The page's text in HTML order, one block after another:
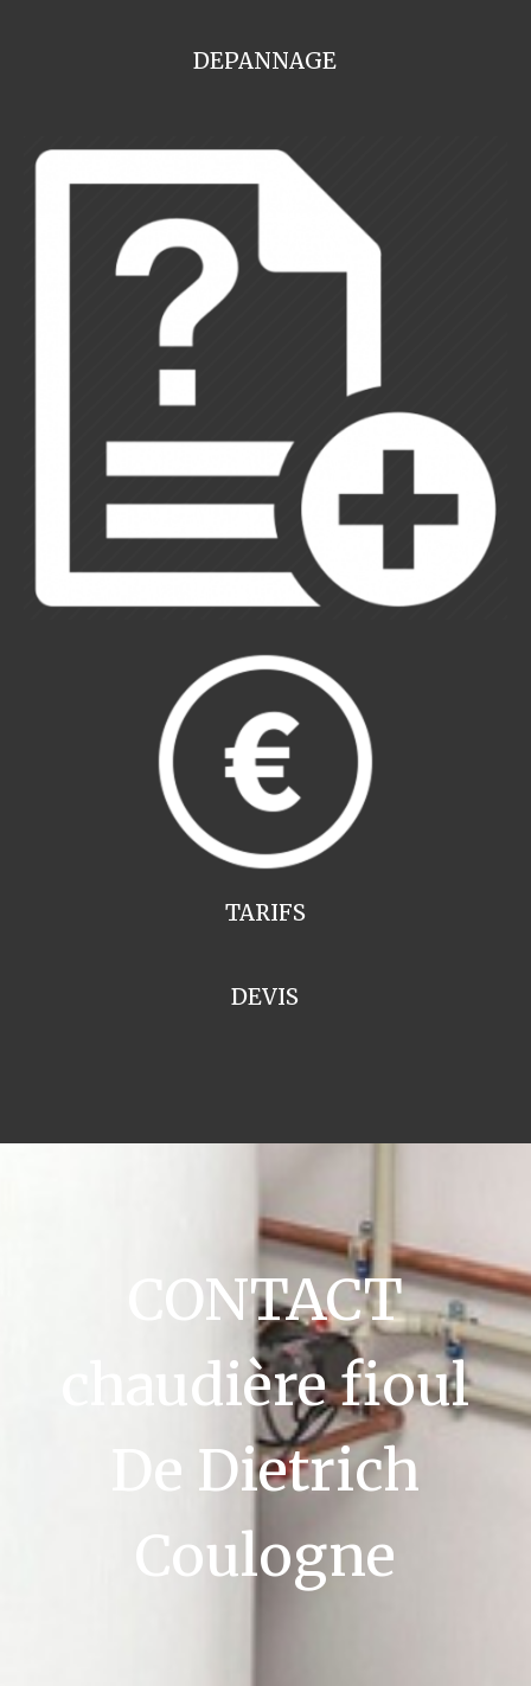
DEPANNAGE
TARIFS
DEVIS
CONTACT
chaudière fioul
De Dietrich
Coulogne